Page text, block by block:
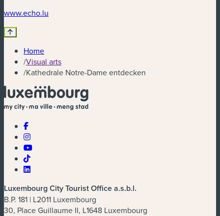
www.echo.lu
Home
/Visual arts
/Kathedrale Notre-Dame entdecken
Luxembourg City Tourist Office a.s.b.l.
B.P. 181 | L2011 Luxembourg
30, Place Guillaume II, L1648 Luxembourg